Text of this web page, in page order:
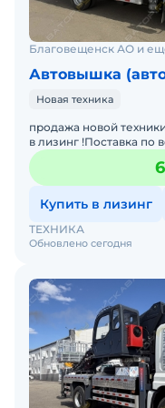
Возможна продажа
Доставка по РФ.
Благовещенск АО и
Автовышка
Новая техника
продажа новой
в лизинг !Поставка по
GKS36 на шасси ISUZU
Купить в лизинг
Обновлено сегодня
ТЕХНИКА